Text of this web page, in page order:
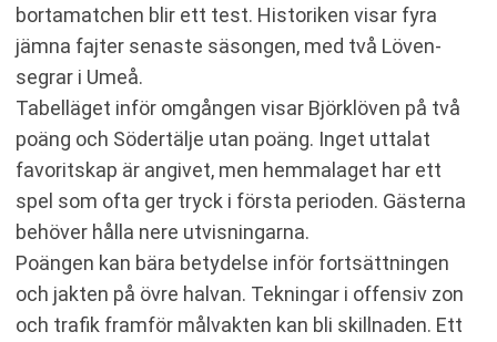
bortamatchen blir ett test. Historiken visar fyra
jämna fajter senaste säsongen, med två Löven-
segrar i Umeå.
Tabelläget inför omgången visar Björklöven på två
poäng och Södertälje utan poäng. Inget uttalat
favoritskap är angivet, men hemmalaget har ett
spel som ofta ger tryck i första perioden. Gästerna
behöver hålla nere utvisningarna.
Poängen kan bära betydelse inför fortsättningen
och jakten på övre halvan. Tekningar i offensiv zon
och trafik framför målvakten kan bli skillnaden. Ett